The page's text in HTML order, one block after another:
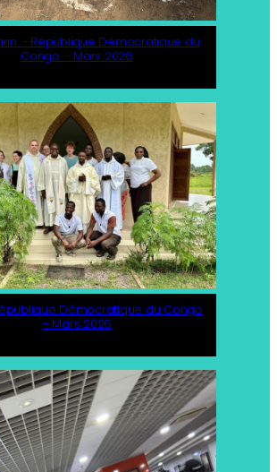
– République Démocratique du
Congo – Mars 2026
Démocratique du Congo
– Mars 2026